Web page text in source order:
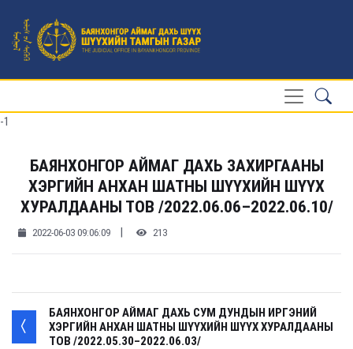
-1
БАЯНХОНГОР АЙМАГ ДАХЬ ЗАХИРГААНЫ
ХЭРГИЙН АНХАН ШАТНЫ ШҮҮХИЙН ШҮҮХ
ХУРАЛДААНЫ ТОВ /2022.06.06–2022.06.10/
2022-06-03 09:06:09 | 213
БАЯНХОНГОР АЙМАГ ДАХЬ СУМ ДУНДЫН ИРГЭНИЙ
ХЭРГИЙН АНХАН ШАТНЫ ШҮҮХИЙН ШҮҮХ ХУРАЛДААНЫ
ТОВ /2022.05.30–2022.06.03/